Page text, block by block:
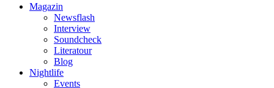
Magazin
Newsflash
Interview
Soundcheck
Literatour
Blog
Nightlife
Events